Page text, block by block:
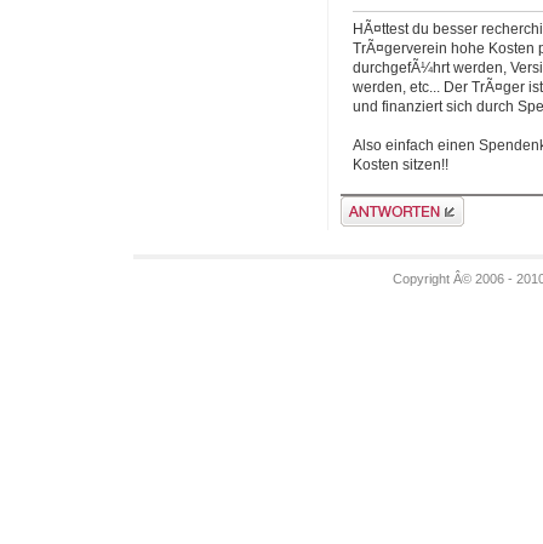
HÃ¤ttest du besser
TrÃ¤gerverein hohe
durchgefÃ¼hrt werden,
werden, etc... Der TrÃ¤ger
und finanziert sich durch
Also einfach einen
Kosten sitzen!!
Antwort erstellen
Copyright Â© 2006 -